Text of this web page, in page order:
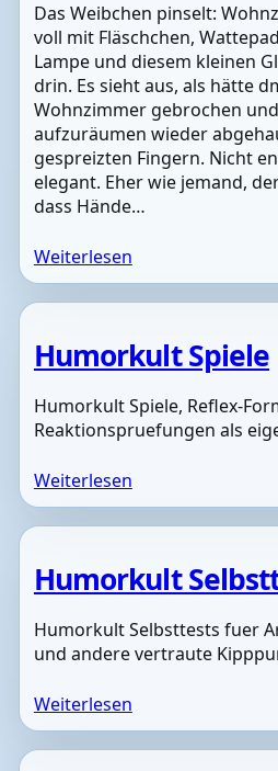
Das Weibchen pinselt:
voll mit Fläschchen,
Lampe und diesem kleinen
drin. Es sieht aus, als hätte
Wohnzimmer gebrochen
aufzuräumen wieder
gespreizten Fingern. Nicht
elegant. Eher wie jemand,
dass Hände…
Weiterlesen
Humorkult Spiele
Humorkult Spiele, Reflex-
Reaktionspruefungen als
Weiterlesen
Humorkult
Humorkult Selbsttests fuer
und andere vertraute
Weiterlesen